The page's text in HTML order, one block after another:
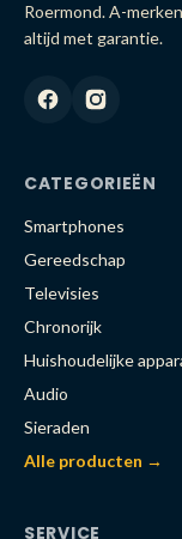
Roermond. A-
altijd met garantie.
CATEGORIEËN
Smartphones
Gereedschap
Televisies
Chronorijk
Huishoudelijke
Audio
Sieraden
Alle producten →
SERVICE